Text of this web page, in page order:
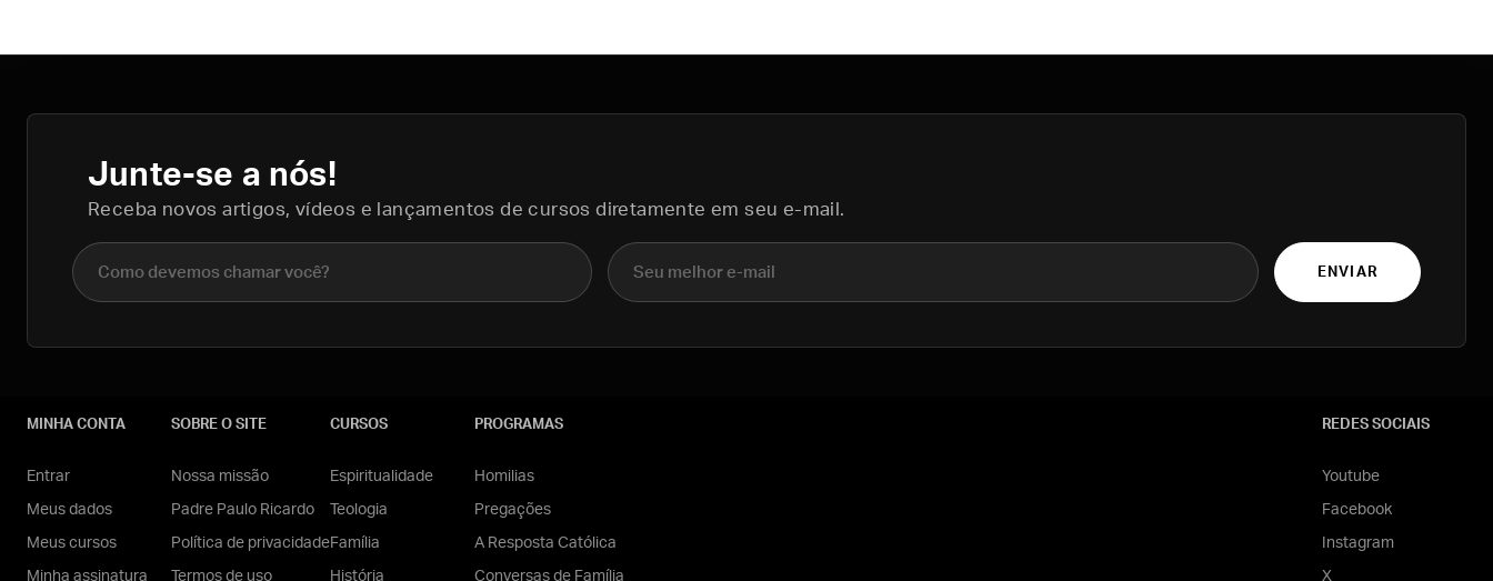
Junte-se a nós!
Receba novos artigos, vídeos e lançamentos de cursos diretamente em seu e-mail.
Nome completo E-mail
ENVIAR
MINHA CONTA
Entrar
Meus dados
Meus cursos
Minha assinatura
SOBRE O SITE
Nossa missão
Padre Paulo Ricardo
Política de privacidade
Termos de uso
CURSOS
Espiritualidade
Teologia
Família
História
PROGRAMAS
Homilias
Pregações
A Resposta Católica
Conversas de Família
REDES SOCIAIS
Youtube
Facebook
Instagram
X